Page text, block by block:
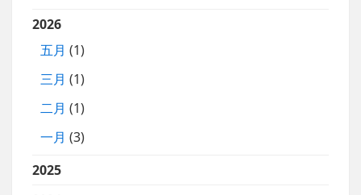
2026
五月 (1)
三月 (1)
二月 (1)
一月 (3)
2025